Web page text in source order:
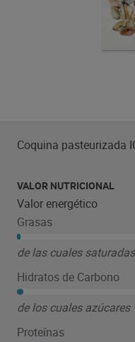
Coquina pasteurizada
VALOR NUTRICIONAL
Valor energético
Grasas
de las cuales saturadas
Hidratos de Carbono
de los cuales azúcares
Proteínas